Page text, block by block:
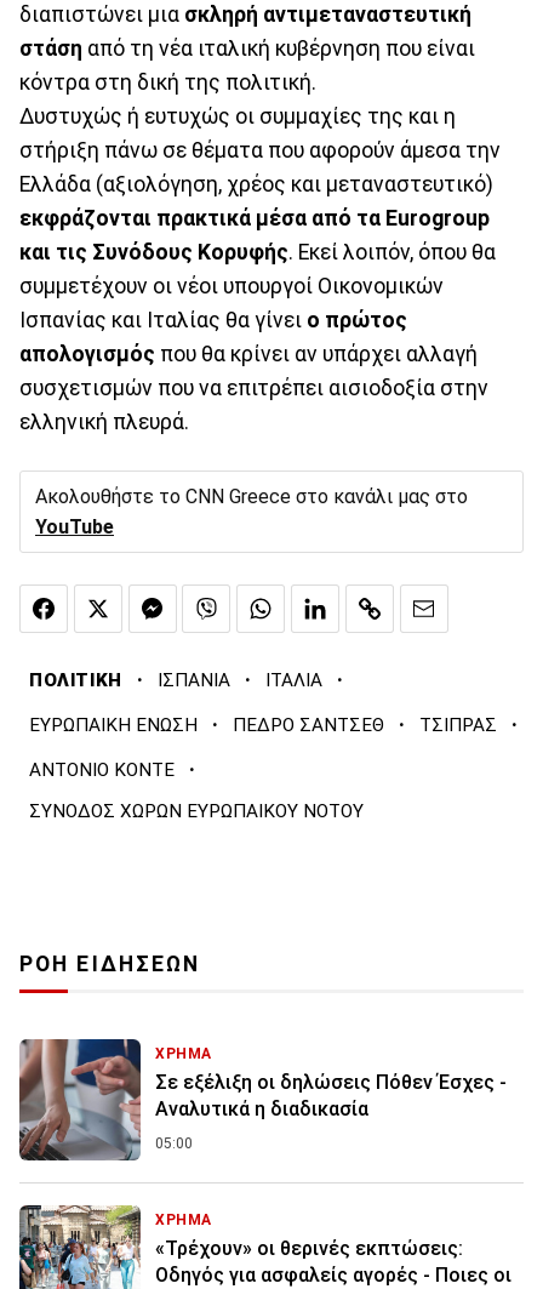
διαπιστώνει μια σκληρή αντιμεταναστευτική
στάση από τη νέα ιταλική κυβέρνηση που είναι
κόντρα στη δική της πολιτική.
Δυστυχώς ή ευτυχώς οι συμμαχίες της και η
στήριξη πάνω σε θέματα που αφορούν άμεσα την
Ελλάδα (αξιολόγηση, χρέος και μεταναστευτικό)
εκφράζονται πρακτικά μέσα από τα Eurogroup
και τις Συνόδους Κορυφής. Εκεί λοιπόν, όπου θα
συμμετέχουν οι νέοι υπουργοί Οικονομικών
Ισπανίας και Ιταλίας θα γίνει ο πρώτος
απολογισμός που θα κρίνει αν υπάρχει αλλαγή
συσχετισμών που να επιτρέπει αισιοδοξία στην
ελληνική πλευρά.
Ακολουθήστε το CNN Greece στο κανάλι μας στο
YouTube
ΠΟΛΙΤΙΚΗ · ΙΣΠΑΝΙΑ · ΙΤΑΛΙΑ ·
ΕΥΡΩΠΑΙΚΗ ΕΝΩΣΗ · ΠΕΔΡΟ ΣΑΝΤΣΕΘ · ΤΣΙΠΡΑΣ ·
ΑΝΤΟΝΙΟ ΚΟΝΤΕ ·
ΣΥΝΟΔΟΣ ΧΩΡΩΝ ΕΥΡΩΠΑΙΚΟΥ ΝΟΤΟΥ
ΡΟΗ ΕΙΔΗΣΕΩΝ
ΧΡΗΜΑ
Σε εξέλιξη οι δηλώσεις Πόθεν Έσχες -
Αναλυτικά η διαδικασία
05:00
ΧΡΗΜΑ
«Τρέχουν» οι θερινές εκπτώσεις:
Οδηγός για ασφαλείς αγορές - Ποιες οι